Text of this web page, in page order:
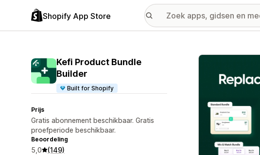
Shopify App Store
Kefi Product Bundle
Builder
Built for Shopify
Prijs
Gratis abonnement beschikbaar. Gratis
proefperiode beschikbaar.
Beoordeling
5,0 (149)
Galerij met